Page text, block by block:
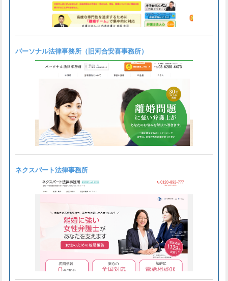
パーソナル法律事務所（旧河合安喜事務所）
ネクスパート法律事務所